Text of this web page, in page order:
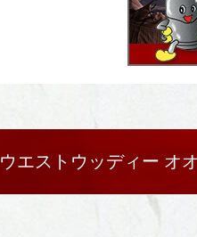
ウエストウッディー オ